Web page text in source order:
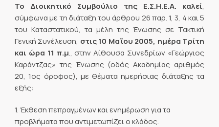
Το Διοικητικό Συμβούλιο της Ε.Σ.Η.Ε.Α. καλεί,
σύμφωνα με τη διάταξη του άρθρου 26 παρ. 1, 3, 4 και 5
του Καταστατικού, τα μέλη της Ένωσης σε Τακτική
Γενική Συνέλευση, στις 10 Μαΐου 2005, ημέρα Τρίτη
και ώρα 11 π.μ., στην Αίθουσα Συνεδρίων «Γεώργιος
Καράντζας» της Ένωσης (οδός Ακαδημίας αριθμός
20, 1ος όροφος), με θέματα ημερήσιας διάταξης τα
εξής:
1. Έκθεση πεπραγμένων και ενημέρωση για τα
προβλήματα που αντιμετωπίζει ο κλάδος.